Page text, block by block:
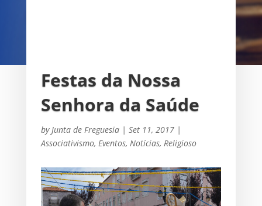
Festas da Nossa
Senhora da Saúde
by Junta de Freguesia| Set 11, 2017|
Associativismo, Eventos, Notícias, Religioso